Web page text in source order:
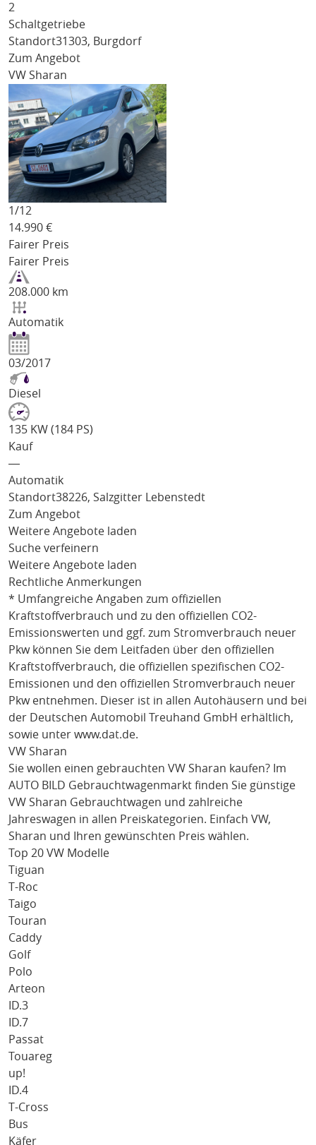
2
Schaltgetriebe
Standort31303, Burgdorf
Zum Angebot
VW Sharan
1/12
14.990 €
Fairer Preis
Fairer Preis
208.000 km
Automatik
03/2017
Diesel
135 KW (184 PS)
Kauf
―
Automatik
Standort38226, Salzgitter Lebenstedt
Zum Angebot
Weitere Angebote laden
Suche verfeinern
Weitere Angebote laden
Rechtliche Anmerkungen
* Umfangreiche Angaben zum offiziellen
Kraftstoffverbrauch und zu den offiziellen CO2-
Emissionswerten und ggf. zum Stromverbrauch neuer
Pkw können Sie dem Leitfaden über den offiziellen
Kraftstoffverbrauch, die offiziellen spezifischen CO2-
Emissionen und den offiziellen Stromverbrauch neuer
Pkw entnehmen. Dieser ist in allen Autohäusern und bei
der Deutschen Automobil Treuhand GmbH erhältlich,
sowie unter www.dat.de.
VW Sharan
Sie wollen einen gebrauchten VW Sharan kaufen? Im
AUTO BILD Gebrauchtwagenmarkt finden Sie günstige
VW Sharan Gebrauchtwagen und zahlreiche
Jahreswagen in allen Preiskategorien. Einfach VW,
Sharan und Ihren gewünschten Preis wählen.
Top 20 VW Modelle
Tiguan
T-Roc
Taigo
Touran
Caddy
Golf
Polo
Arteon
ID.3
ID.7
Passat
Touareg
up!
ID.4
T-Cross
Bus
Käfer